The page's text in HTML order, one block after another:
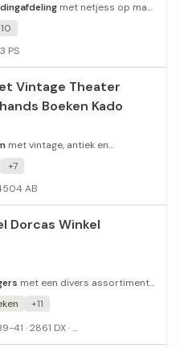
met netjess op maat
PS
Vintage Theater
Boeken Kado
met vintage, antiek en
+7
AB
Dorcas Winkel
met een divers assortiment
+11
Transportstraat 39-41 · 2861 DX ·